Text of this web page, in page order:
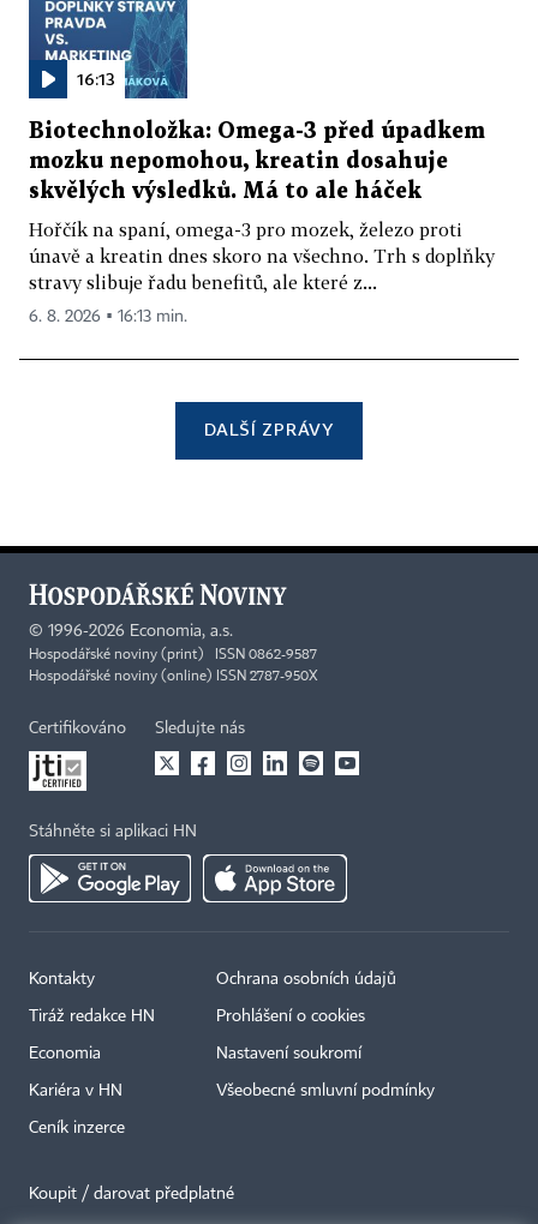
16:13
Biotechnoložka: Omega-3 před úpadkem
mozku nepomohou, kreatin dosahuje
skvělých výsledků. Má to ale háček
Hořčík na spaní, omega-3 pro mozek, železo proti
únavě a kreatin dnes skoro na všechno. Trh s doplňky
stravy slibuje řadu benefitů, ale které z...
6. 8. 2026 ▪ 16:13 min.
DALŠÍ ZPRÁVY
© 1996-2026 Economia, a.s.
Hospodářské noviny (print) ISSN 0862-9587
Hospodářské noviny (online) ISSN 2787-950X
Certifikováno Sledujte nás
Stáhněte si aplikaci HN
Kontakty
Tiráž redakce HN
Economia
Kariéra v HN
Ceník inzerce
Ochrana osobních údajů
Prohlášení o cookies
Nastavení soukromí
Všeobecné smluvní podmínky
Koupit / darovat předplatné